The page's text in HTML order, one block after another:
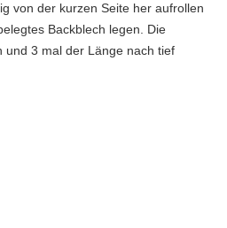
von der kurzen Seite her aufrollen
Backblech legen. Die
und 3 mal der Länge nach tief